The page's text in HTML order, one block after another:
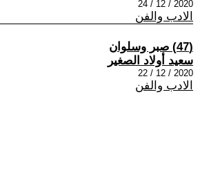
2020 / 12 / 24
الادب والفن
(47) صبر وسلوان
سعيد أولاد الصغير
2020 / 12 / 22
الادب والفن